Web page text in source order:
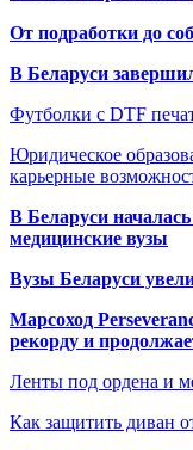
От подработки до
В Беларуси
Футболки с DTF
Юридическое
карьерные
В Беларуси
медицинские вузы
Вузы Беларуси
Марсоход
рекорду и
Ленты под ордена и
Как защитить диван